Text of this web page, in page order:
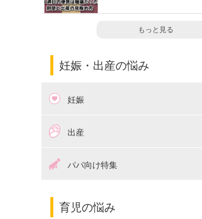
もっと見る
妊娠・出産の悩み
妊娠
つわり
妊娠中の食事
出産
出産準備パパ向け特集
パパ向け特集
育児の悩み